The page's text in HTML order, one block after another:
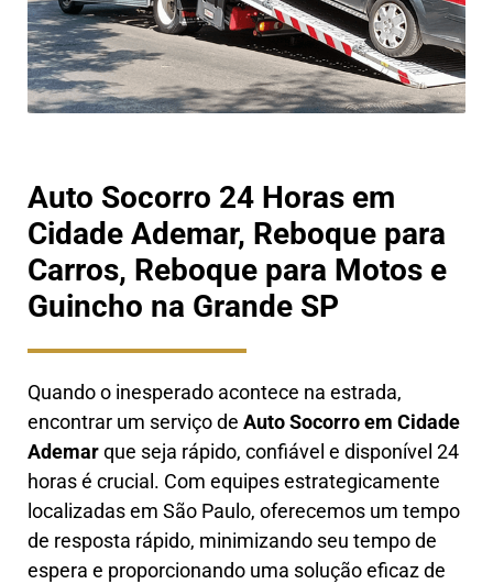
Auto Socorro 24 Horas em
Cidade Ademar, Reboque para
Carros, Reboque para Motos e
Guincho na Grande SP
Quando o inesperado acontece na estrada,
encontrar um serviço de Auto Socorro em Cidade
Ademarque seja rápido, confiável e disponível 24
horas é crucial. Com equipes estrategicamente
localizadas em São Paulo, oferecemos um tempo
de resposta rápido, minimizando seu tempo de
espera e proporcionando uma solução eficaz de